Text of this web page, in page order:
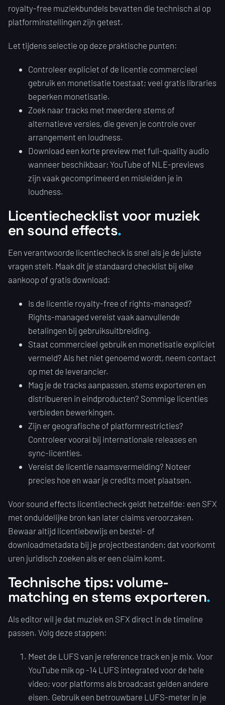
royalty-free muziekbundels bevatten die technisch al op
platforminstellingen zijn getest.
Let tijdens selectie op deze praktische punten:
Controleer expliciet of de licentie commercieel
gebruik en monetisatie toestaat; veel gratis libraries
beperken monetisatie.
Zoek naar tracks met meerdere stems of
alternatieve versies, die geven je controle over
arrangement en loudness.
Download een korte preview met full-quality audio
wanneer beschikbaar; YouTube of NLE-previews
zijn vaak gecomprimeerd en misleiden je in
loudness.
Licentiechecklist voor muziek
en sound effects
Een verantwoorde licentiecheck is snel als je de juiste
vragen stelt. Maak dit je standaard checklist bij elke
aankoop of gratis download:
Is de licentie royalty-free of rights-managed?
Rights-managed vereist vaak aanvullende
betalingen bij gebruiksuitbreiding.
Staat commercieel gebruik en monetisatie expliciet
vermeld? Als het niet genoemd wordt, neem contact
op met de leverancier.
Mag je de tracks aanpassen, stems exporteren en
distribueren in eindproducten? Sommige licenties
verbieden bewerkingen.
Zijn er geografische of platformrestricties?
Controleer vooral bij internationale releases en
sync-licenties.
Vereist de licentie naamsvermelding? Noteer
precies hoe en waar je credits moet plaatsen.
Voor sound effects licentiecheck geldt hetzelfde: een SFX
met onduidelijke bron kan later claims veroorzaken.
Bewaar altijd licentiebewijs en bestel- of
downloadmetadata bij je projectbestanden; dat voorkomt
uren juridisch zoeken als er een claim komt.
Technische tips: volume-
matching en stems exporteren
Als editor wil je dat muziek en SFX direct in de timeline
passen. Volg deze stappen:
Meet de LUFS van je reference track en je mix. Voor
YouTube mik op -14 LUFS integrated voor de hele
video; voor platforms als broadcast gelden andere
eisen. Gebruik een betrouwbare LUFS-meter in je